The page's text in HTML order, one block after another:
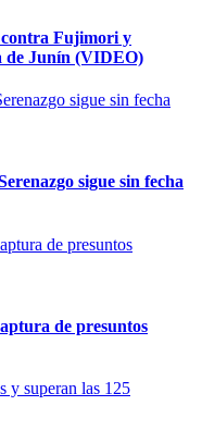
contra Fujimori y
de Junín (VIDEO)
sigue sin fecha
de presuntos